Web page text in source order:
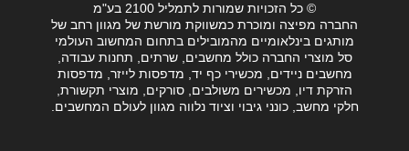
© כל הזכויות שמורות לתמליל 2100 בע"מ
החברה מפיצה ומוכרת כמשווקת מורשת של מגוון רחב של
מותגים בינלאומיים מהמובילים בתחום המחשוב העולמי
סל מוצרי החברה כולל מחשבים, שרתים, תחנות עבודה,
מחשבים ניידים, מכשירי כף יד, מדפסות לייזר, מדפסות
הזרקת דיו, מכשירים משולבים, סורקים, מוצרי תקשורת,
חלקי מחשב, כונני גיבוי וציוד נלווה מגוון לעולם המחשבים.